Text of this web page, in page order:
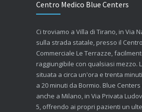
Centro Medico Blue Centers
Ci troviamo a Villa di Tirano, in Via
sulla strada statale, presso il Centro
Commerciale Le Terrazze,
raggiungibile con qualsiasi mezzo.
situata a circa un'ora e trenta
a 20 minuti da Bormio. Blue
anche a Milano, in Via Privata
5, offrendo ai propri pazienti un